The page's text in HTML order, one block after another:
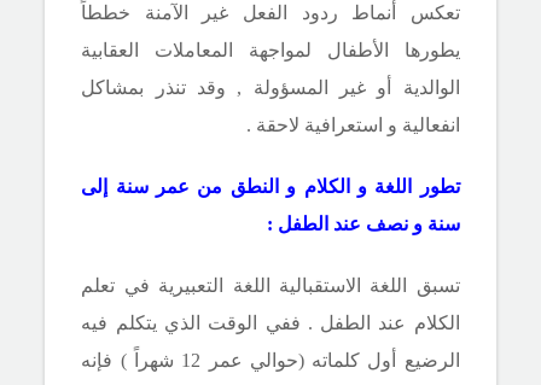
تعكس أنماط ردود الفعل غير الآمنة خططاً
يطورها الأطفال لمواجهة المعاملات العقابية
الوالدية أو غير المسؤولة , وقد تنذر بمشاكل
انفعالية و استعرافية لاحقة .
تطور اللغة و الكلام و النطق من عمر سنة إلى
سنة و نصف عند الطفل :
تسبق اللغة الاستقبالية اللغة التعبيرية في تعلم
الكلام عند الطفل . ففي الوقت الذي يتكلم فيه
الرضيع أول كلماته (حوالي عمر 12 شهراً ) فإنه